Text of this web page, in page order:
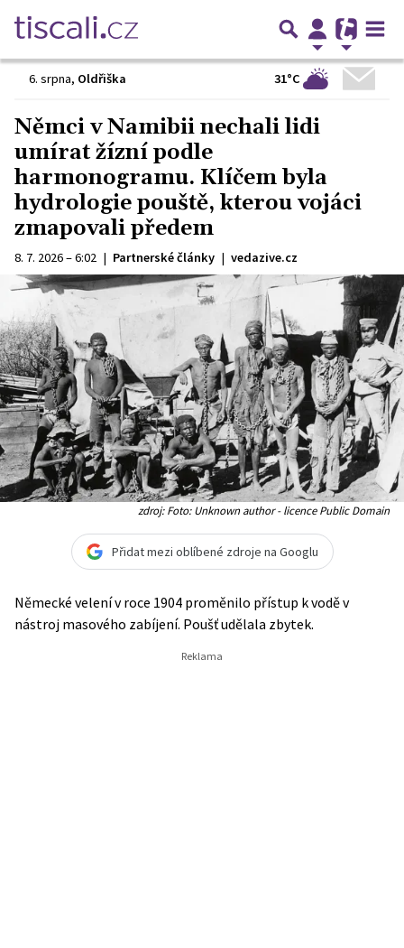
6. srpna, Oldřiška 31°C
Němci v Namibii nechali lidi
umírat žízní podle
harmonogramu. Klíčem byla
hydrologie pouště, kterou vojáci
zmapovali předem
8. 7. 2026 – 6:02 | Partnerské články | vedazive.cz
zdroj: Foto: Unknown author - licence Public Domain
Přidat mezi oblíbené zdroje na Googlu
Německé velení v roce 1904 proměnilo přístup k vodě v
nástroj masového zabíjení. Poušť udělala zbytek.